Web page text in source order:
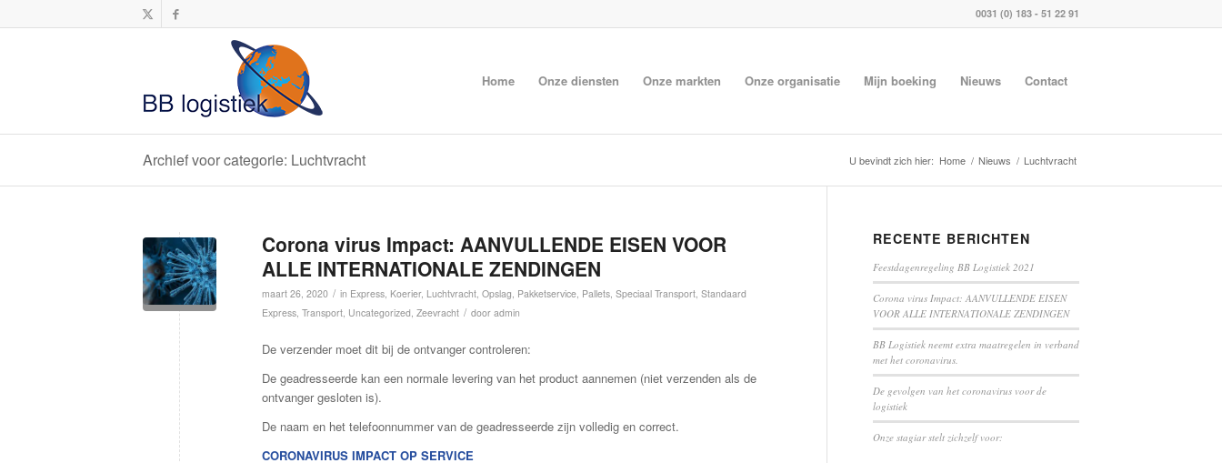
0031 (0) 183 - 51 22 91
Home Onze diensten Onze markten Onze organisatie Mijn boeking Nieuws Contact
Archief voor categorie: Luchtvracht U bevindt zich hier: Home / Nieuws / Luchtvracht
Corona virus Impact: AANVULLENDE EISEN VOOR
ALLE INTERNATIONALE ZENDINGEN
maart 26, 2020 / in Express, Koerier, Luchtvracht, Opslag, Pakketservice, Pallets, Speciaal Transport, Standaard
Express, Transport, Uncategorized, Zeevracht / door admin
De verzender moet dit bij de ontvanger controleren:
De geadresseerde kan een normale levering van het product aannemen (niet verzenden als de
ontvanger gesloten is).
De naam en het telefoonnummer van de geadresseerde zijn volledig en correct.
CORONAVIRUS IMPACT OP SERVICE
RECENTE BERICHTEN
Feestdagenregeling BB Logistiek 2021
Corona virus Impact: AANVULLENDE EISEN
VOOR ALLE INTERNATIONALE ZENDINGEN
BB Logistiek neemt extra maatregelen in verband
met het coronavirus.
De gevolgen van het coronavirus voor de
logistiek
Onze stagiar stelt zichzelf voor: